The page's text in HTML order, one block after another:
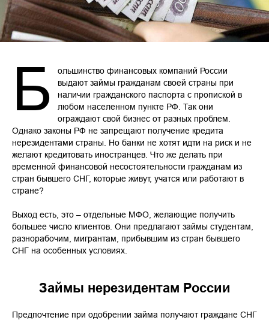
Б
ольшинство финансовых компаний России
выдают займы гражданам своей страны при
наличии гражданского паспорта с пропиской в
любом населенном пункте РФ. Так они
ограждают свой бизнес от разных проблем.
Однако законы РФ не запрещают получение кредита
нерезидентами страны. Но банки не хотят идти на риск и не
желают кредитовать иностранцев. Что же делать при
временной финансовой несостоятельности гражданам из
стран бывшего СНГ, которые живут, учатся или работают в
стране?
Выход есть, это – отдельные МФО, желающие получить
большее число клиентов. Они предлагают займы студентам,
разнорабочим, мигрантам, прибывшим из стран бывшего
СНГ на особенных условиях.
Займы нерезидентам России
Предпочтение при одобрении займа получают граждане СНГ